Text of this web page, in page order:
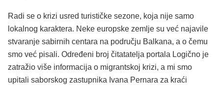
Radi se o krizi usred turističke sezone, koja nije samo
lokalnog karaktera. Neke europske zemlje su već najavile
stvaranje sabirnih centara na području Balkana, a o čemu
smo već pisali. Određeni broj čitatatelja portala Logično je
zatražio više informacija o migrantskoj krizi, a mi smo
upitali saborskog zastupnika Ivana Pernara za kraći